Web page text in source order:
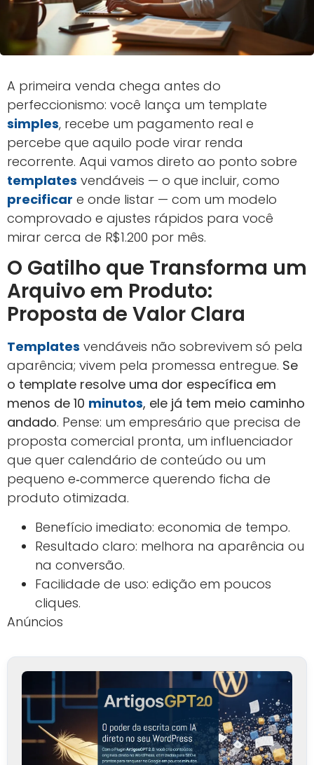
A primeira venda chega antes do
perfeccionismo: você lança um template
simples, recebe um pagamento real e
percebe que aquilo pode virar renda
recorrente. Aqui vamos direto ao ponto sobre
templates vendáveis — o que incluir, como
precificar e onde listar — com um modelo
comprovado e ajustes rápidos para você
mirar cerca de R$1.200 por mês.
O Gatilho que Transforma um
Arquivo em Produto:
Proposta de Valor Clara
Templates vendáveis não sobrevivem só pela
aparência; vivem pela promessa entregue. Se
o template resolve uma dor específica em
menos de 10 minutos, ele já tem meio caminho
andado. Pense: um empresário que precisa de
proposta comercial pronta, um influenciador
que quer calendário de conteúdo ou um
pequeno e‑commerce querendo ficha de
produto otimizada.
Benefício imediato: economia de tempo.
Resultado claro: melhora na aparência ou
na conversão.
Facilidade de uso: edição em poucos
cliques.
Anúncios